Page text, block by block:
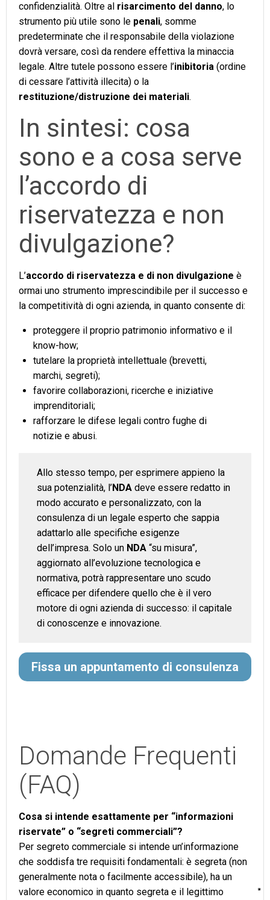
confidenzialità. Oltre al risarcimento del danno, lo
strumento più utile sono le penali, somme
predeterminate che il responsabile della violazione
dovrà versare, così da rendere effettiva la minaccia
legale. Altre tutele possono essere l’inibitoria (ordine
di cessare l’attività illecita) o la
restituzione/distruzione dei materiali.
In sintesi: cosa
sono e a cosa serve
l’accordo di
riservatezza e non
divulgazione?
L’accordo di riservatezza e di non divulgazione è
ormai uno strumento imprescindibile per il successo e
la competitività di ogni azienda, in quanto consente di:
proteggere il proprio patrimonio informativo e il
know-how;
tutelare la proprietà intellettuale (brevetti,
marchi, segreti);
favorire collaborazioni, ricerche e iniziative
imprenditoriali;
rafforzare le difese legali contro fughe di
notizie e abusi.
Allo stesso tempo, per esprimere appieno la
sua potenzialità, l’NDA deve essere redatto in
modo accurato e personalizzato, con la
consulenza di un legale esperto che sappia
adattarlo alle specifiche esigenze
dell’impresa. Solo un NDA “su misura”,
aggiornato all’evoluzione tecnologica e
normativa, potrà rappresentare uno scudo
efficace per difendere quello che è il vero
motore di ogni azienda di successo: il capitale
di conoscenze e innovazione.
Fissa un appuntamento di consulenza
Domande Frequenti
(FAQ)
Cosa si intende esattamente per “informazioni
riservate” o “segreti commerciali”?
Per segreto commerciale si intende un’informazione
che soddisfa tre requisiti fondamentali: è segreta (non
generalmente nota o facilmente accessibile), ha un
valore economico in quanto segreta e il legittimo